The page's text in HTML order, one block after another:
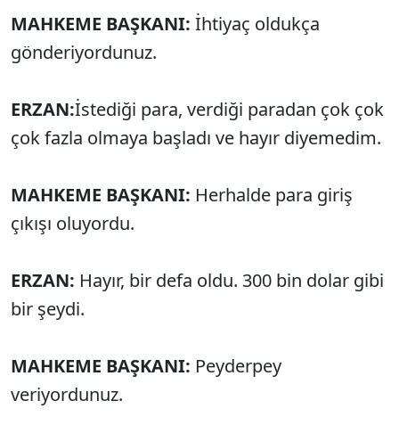
MAHKEME BAŞKANI: İhtiyaç oldukça
gönderiyordunuz.
ERZAN:İstediği para, verdiği paradan çok çok
çok fazla olmaya başladı ve hayır diyemedim.
MAHKEME BAŞKANI: Herhalde para giriş
çıkışı oluyordu.
ERZAN: Hayır, bir defa oldu. 300 bin dolar gibi
bir şeydi.
MAHKEME BAŞKANI: Peyderpey
veriyordunuz.